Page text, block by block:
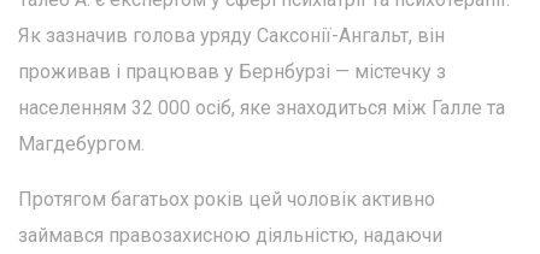
Як зазначив голова уряду Саксонії-Ангальт, він
проживав і працював у Бернбурзі — містечку з
населенням 32 000 осіб, яке знаходиться між Галле та
Магдебургом.
Протягом багатьох років цей чоловік активно
займався правозахисною діяльністю, надаючи